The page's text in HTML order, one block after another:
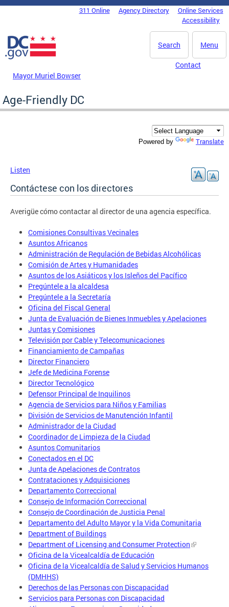
Skip to main content
DC Agency Top Menu311 Online Agency Directory
Online Services
Accessibility
Menu
Search
Mayor Muriel Bowser
Contact
Age-Friendly DC
Powered by Translate
Listen
Contáctese con los directores
Averigüe cómo contactar al director de una agencia específica.
Comisiones Consultivas Vecinales
Asuntos Africanos
Administración de Regulación de Bebidas Alcohólicas
Comisión de Artes y Humanidades
Asuntos de los Asiáticos y los Isleños del Pacífico
Pregúntele a la alcaldesa
Pregúntele a la Secretaría
Oficina del Fiscal General
Junta de Evaluación de Bienes Inmuebles y Apelaciones
Juntas y Comisiones
Televisión por Cable y Telecomunicaciones
Financiamiento de Campañas
Director Financiero
Jefe de Medicina Forense
Director Tecnológico
Defensor Principal de Inquilinos
Agencia de Servicios para Niños y Familias
División de Servicios de Manutención Infantil
Administrador de la Ciudad
Coordinador de Limpieza de la Ciudad
Asuntos Comunitarios
Conectados en el DC
Junta de Apelaciones de Contratos
Contrataciones y Adquisiciones
Departamento Correccional
Consejo de Información Correccional
Consejo de Coordinación de Justicia Penal
Departamento del Adulto Mayor y la Vida Comunitaria
Department of Buildings
Department of Licensing and Consumer Protection
Oficina de la Vicealcaldía de Educación
Oficina de la Vicealcaldía de Salud y Servicios Humanos
(DMHHS)
Derechos de las Personas con Discapacidad
Servicios para Personas con Discapacidad